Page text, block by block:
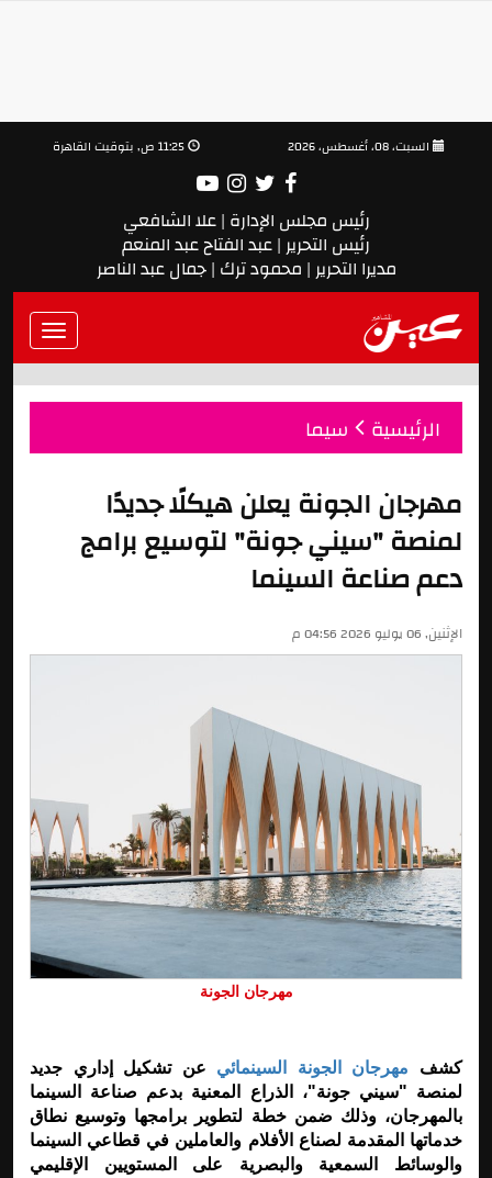
11:25 ص, بتوقيت القاهرة
رئيس مجلس الإدارة | علا الشافعي
رئيس التحرير | عبد الفتاح عبد المنعم
مديرا التحرير | محمود ترك | جمال عبد الناصر
Toggle
الرئيسية سيما
مهرجان الجونة يعلن هيكلًا جديدًا
لمنصة "سيني جونة" لتوسيع برامج
دعم صناعة السينما
الإثنين, 06 يوليو 2026 04:56 م
مهرجان الجونة
كشف مهرجان الجونة السينمائي عن تشكيل إداري جديد
لمنصة "سيني جونة"، الذراع المعنية بدعم صناعة السينما
بالمهرجان، وذلك ضمن خطة لتطوير برامجها وتوسيع نطاق
خدماتها المقدمة لصناع الأفلام والعاملين في قطاعي السينما
والوسائط السمعية والبصرية على المستويين الإقليمي